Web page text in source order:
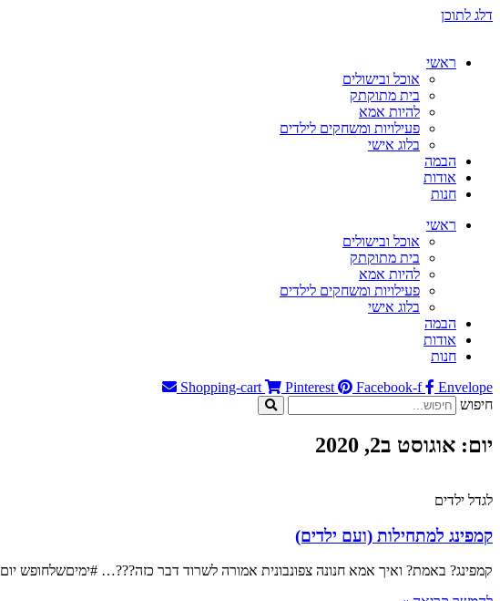
דלג לתוכן
ראשי
אוכל ובישולים
בית מתוקתק
להיות אמא
פעילויות ומשחקים לילדים
בלוג אישי
הבמה
אודות
חנות
ראשי
אוכל ובישולים
בית מתוקתק
להיות אמא
פעילויות ומשחקים לילדים
בלוג אישי
הבמה
אודות
חנות
Shopping-cart
Pinterest Facebook-f
Envelope
חיפוש
יום: אוגוסט ב2, 2020
לגדל ילדים
קמפינג למתחילות (ועם ילדים)
קמפינג? באמת? ואיך אמא חנונה צפונבונית אמורה לשרוד דבר כזה???… #ימיםשלחופש יום 21